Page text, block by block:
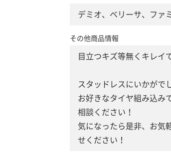
デミオ、ベリーサ、ファ
その他商品情報
目立つキズ等無くキレイ
スタッドレスにいかがで
お好きなタイヤ組み込み
相談ください！
気になったら是非、お気
せください！